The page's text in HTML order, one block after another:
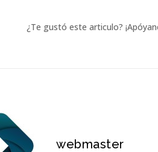
¿Te gustó este articulo?
webmaster